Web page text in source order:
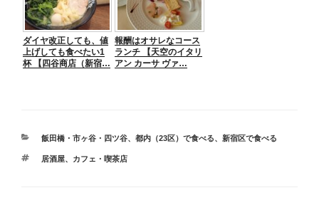
ダイヤ改正しても、値
上げしても食べたい1
杯 【四谷商店（新宿…
報酬はオサレなコース
ランチ 【天空のイタリ
アン カーサ ヴァ…
カ
ゴ
飯田橋・市ヶ谷・四ツ谷、 都内（23区）で食べる、 新宿区で食べる
タ
居酒屋、 カフェ・喫茶店